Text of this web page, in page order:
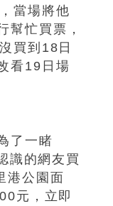
當場將他
幫忙買票，
買到18日
看19日場
了一睹
識的網友買
港公園面
元，立即